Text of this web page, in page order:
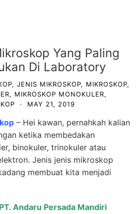
Yang Paling
Di Laboratory
, JENIS MIKROSKOP, MIKROSKOP,
, MIKROSKOP MONOKULER,
· MAY 21, 2019
– Hei kawan, pernahkah kalian
ketika membedakan
binokuler, trinokuler atau
Jenis jenis mikroskop
membuat kita menjadi
PT. Andaru Persada Mandiri